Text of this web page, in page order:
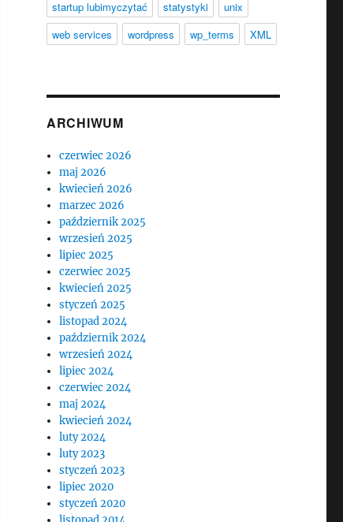
startup lubimyczytać
statystyki
unix
web services
wordpress wp_terms XML
ARCHIWUM
czerwiec 2026
maj 2026
kwiecień 2026
marzec 2026
październik 2025
wrzesień 2025
lipiec 2025
czerwiec 2025
kwiecień 2025
styczeń 2025
listopad 2024
październik 2024
wrzesień 2024
lipiec 2024
czerwiec 2024
maj 2024
kwiecień 2024
luty 2024
luty 2023
styczeń 2023
lipiec 2020
styczeń 2020